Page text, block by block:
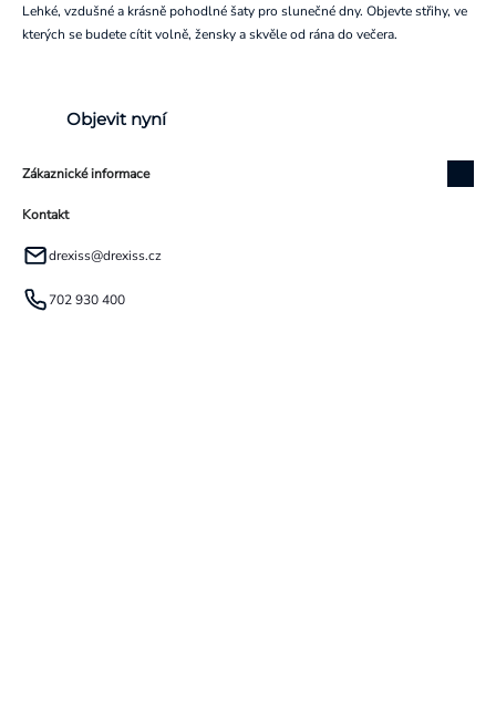
Lehké, vzdušné a krásně pohodlné šaty pro slunečné dny. Objevte střihy, ve
kterých se budete cítit volně, žensky a skvěle od rána do večera.
Objevit nyní
Zákaznické informace
Kontakt
drexiss@drexiss.cz
702 930 400